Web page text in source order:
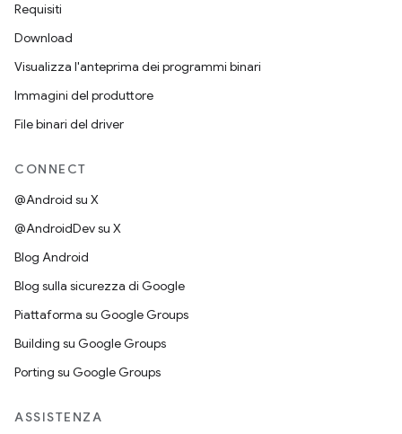
Requisiti
Download
Visualizza l'anteprima dei programmi binari
Immagini del produttore
File binari del driver
CONNECT
@Android su X
@AndroidDev su X
Blog Android
Blog sulla sicurezza di Google
Piattaforma su Google Groups
Building su Google Groups
Porting su Google Groups
ASSISTENZA